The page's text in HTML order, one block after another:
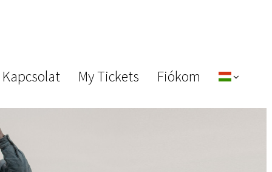
My Tickets Fiókom